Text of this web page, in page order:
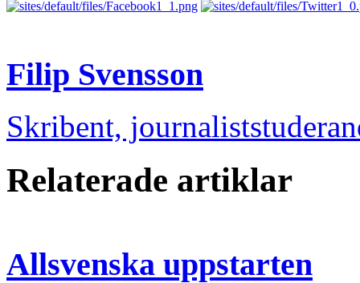
Filip Svensson
Skribent,
Relaterade artiklar
Allsvenska uppstarten